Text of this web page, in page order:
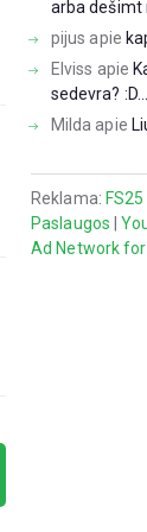
arba dešimt
pijus apie
Elviss apie
sedevra? :D...
Milda apie
Reklama:
Paslaugos |
Ad Network